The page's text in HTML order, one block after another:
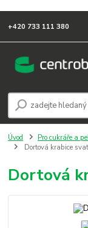
+420 733 111 380
Úvod Pro cukráře a
Dortová krabice
Dortová